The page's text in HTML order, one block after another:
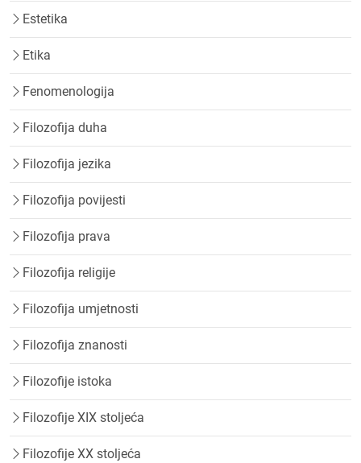
Estetika
Etika
Fenomenologija
Filozofija duha
Filozofija jezika
Filozofija povijesti
Filozofija prava
Filozofija religije
Filozofija umjetnosti
Filozofija znanosti
Filozofije istoka
Filozofije XIX stoljeća
Filozofije XX stoljeća